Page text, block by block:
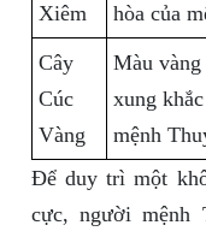
Xiêm
hòa của
Cây
Cúc
Vàng
Màu
xung
mệnh
Để duy trì một
cực, người mệnh